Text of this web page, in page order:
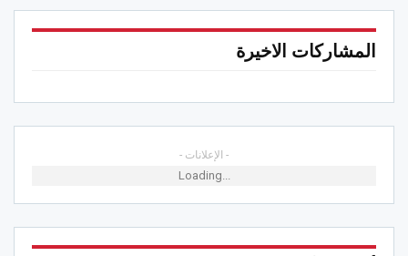
المشاركات الاخيرة
- الإعلانات -
Loading...